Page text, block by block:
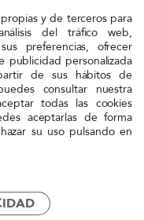
| Red Acoge se
al clamor para
urgentes que
y de terceros para
del tráfico web,
preferencias, ofrecer
publicidad personalizada
de sus hábitos de
consultar nuestra
todas las cookies
aceptarlas de forma
su uso pulsando en